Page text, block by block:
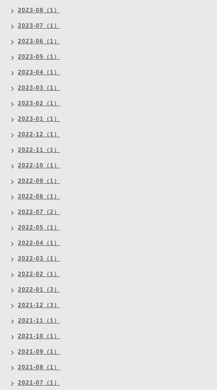
2023-08（1）
2023-07（1）
2023-06（1）
2023-05（1）
2023-04（1）
2023-03（1）
2023-02（1）
2023-01（1）
2022-12（1）
2022-11（1）
2022-10（1）
2022-09（1）
2022-08（1）
2022-07（2）
2022-05（1）
2022-04（1）
2022-03（1）
2022-02（1）
2022-01（3）
2021-12（3）
2021-11（1）
2021-10（1）
2021-09（1）
2021-08（1）
2021-07（1）